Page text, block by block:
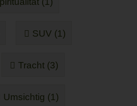
SUV (1)
Tracht (3)
Umsichtig (1)